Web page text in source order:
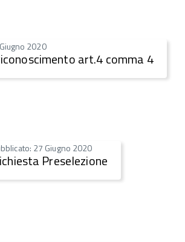
2020
art.4 comma 4
27 Giugno 2020
Preselezione